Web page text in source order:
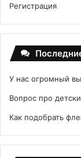
Регистрация
У нас огромный
Вопрос про
Как подобрать